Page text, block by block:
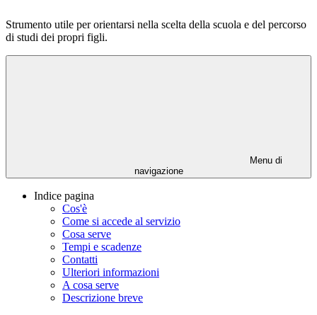
Strumento utile per orientarsi nella scelta della scuola e del percorso
di studi dei propri figli.
Menu di
navigazione
Indice pagina
Cos'è
Come si accede al servizio
Cosa serve
Tempi e scadenze
Contatti
Ulteriori informazioni
A cosa serve
Descrizione breve